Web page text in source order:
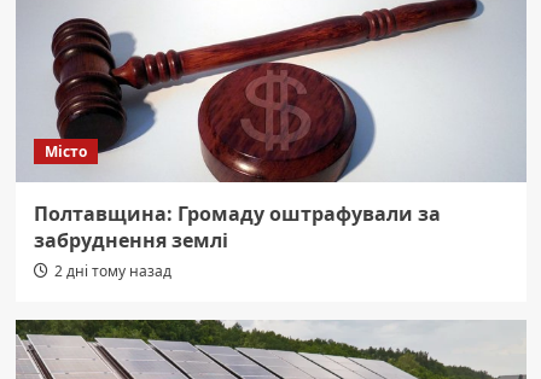
Місто
Полтавщина: Громаду оштрафували за
забруднення землі
2 дні тому назад